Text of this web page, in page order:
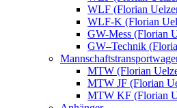
WLF (Florian
WLF-K (Florian
GW-Mess (Florian
GW–Technik
MTW (Florian
MTW JF (Florian
MTW KF (Florian